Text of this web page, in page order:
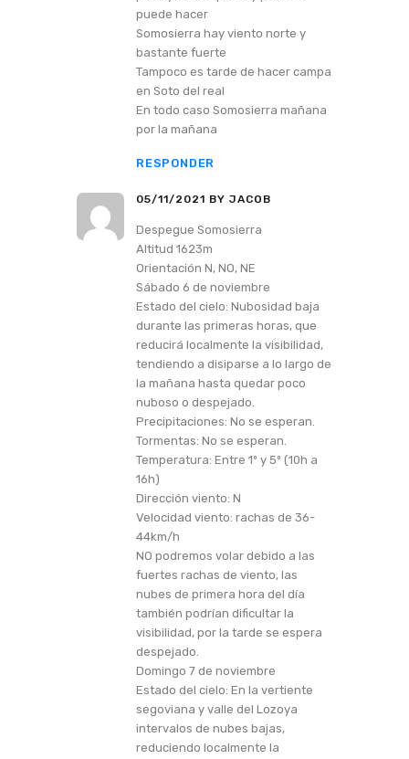
puede hacer
Somosierra hay viento norte y
bastante fuerte
Tampoco es tarde de hacer campa
en Soto del real
En todo caso Somosierra mañana
por la mañana
RESPONDER
05/11/2021 BY JACOB
Despegue Somosierra
Altitud 1623m
Orientación N, NO, NE
Sábado 6 de noviembre
Estado del cielo: Nubosidad baja
durante las primeras horas, que
reducirá localmente la visibilidad,
tendiendo a disiparse a lo largo de
la mañana hasta quedar poco
nuboso o despejado.
Precipitaciones: No se esperan.
Tormentas: No se esperan.
Temperatura: Entre 1º y 5º (10h a
16h)
Dirección viento: N
Velocidad viento: rachas de 36-
44km/h
NO podremos volar debido a las
fuertes rachas de viento, las
nubes de primera hora del día
también podrían dificultar la
visibilidad, por la tarde se espera
despejado.
Domingo 7 de noviembre
Estado del cielo: En la vertiente
segoviana y valle del Lozoya
intervalos de nubes bajas,
reduciendo localmente la